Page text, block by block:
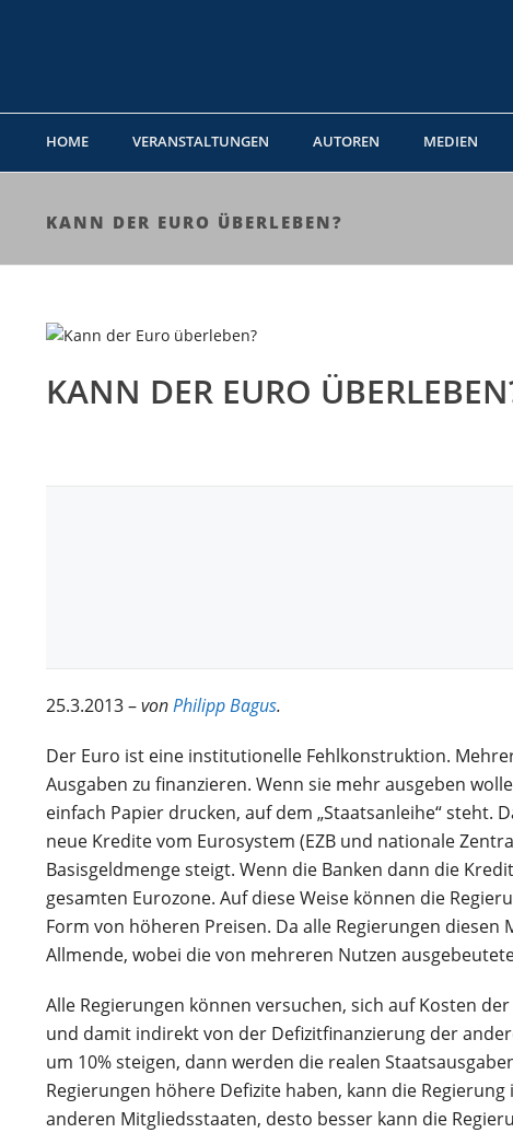
HOME VERANSTALTUNGEN AUTOREN MEDIEN
KANN DER EURO ÜBERLEBEN?
KANN DER EURO
25.3.2013 –vonPhilipp Bagus.
Der Euro ist eine institutionelle Fehlkonstruktion.
Ausgaben zu finanzieren. Wenn sie mehr ausgeben
einfach Papier drucken, auf dem „Staatsanleihe“ steht.
neue Kredite vom Eurosystem (EZB und nationale
Basisgeldmenge steigt. Wenn die Banken dann die
gesamten Eurozone. Auf diese Weise können die
Form von höheren Preisen. Da alle Regierungen
Allmende, wobei die von mehreren Nutzen
Alle Regierungen können versuchen, sich auf Kosten
und damit indirekt von der Defizitfinanzierung der
um 10% steigen, dann werden die realen
Regierungen höhere Defizite haben, kann die
anderen Mitgliedsstaaten, desto besser kann die